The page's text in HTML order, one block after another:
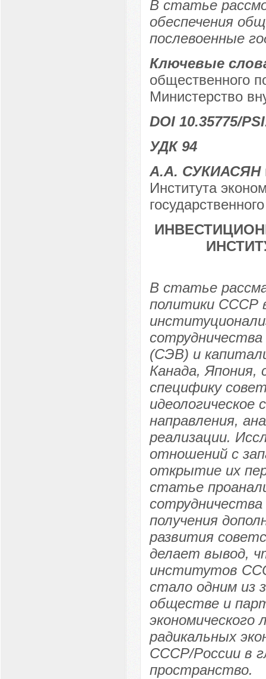
В статье
обеспечения
послевоенные
Ключевые
общественного
Министерство
DOI 10.35775/
УДК 94
А.А. СУКИАСЯН
Института
В статье
политики СССР
(СЭВ) и
Канада,
специфику
идеологическое
направления,
реализации.
отношений с
открытие их
статье
получения
развития
делает вывод,
институтов
стало одним из
обществе и
экономического
радикальных
СССР/России в
пространство.